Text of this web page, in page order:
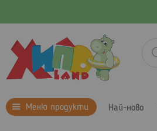
Меню продукти Най-ново